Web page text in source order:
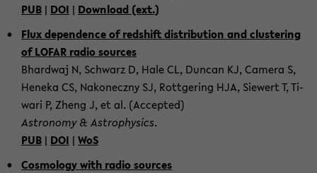
PUB | DOI | Down­load (ext.)
Flux de­pen­dence of reds­hift dis­tri­bu­ti­on and clus­te­ring
of LOFAR radio sources
Bhard­waj N, Schwarz D, Hale CL, Dun­can KJ, Ca­me­ra S,
Hene­ka CS, Na­kon­ecz­ny SJ, Rott­ge­ring HJA, Sie­wert T, Ti­
wa­ri P, Zheng J, et al. (Ac­cep­ted)
As­tro­no­my & As­tro­phy­sics.
PUB | DOI | WoS
Cos­mo­lo­gy with radio sources